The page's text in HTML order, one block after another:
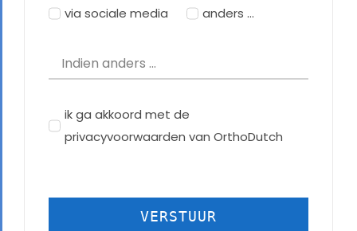
via sociale media
anders ...
ik ga akkoord met de
privacyvoorwaarden van OrthoDutch
VERSTUUR